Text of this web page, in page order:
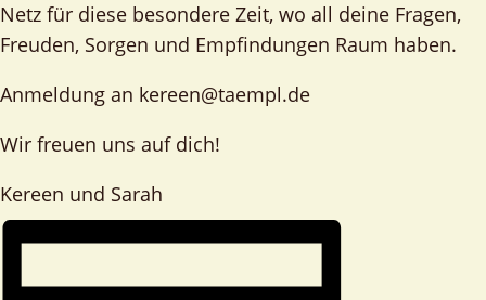
Netz für diese besondere Zeit, wo all deine Fragen,
Freuden, Sorgen und Empfindungen Raum haben.
Anmeldung an kereen@taempl.de
Wir freuen uns auf dich!
Kereen und Sarah